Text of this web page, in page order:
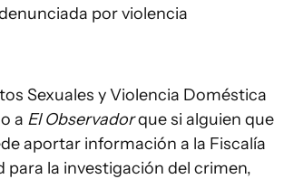
por violencia
Sexuales y Violencia Doméstica
a El Observadorque si alguien que
aportar información a la Fiscalía
para la investigación del crimen,